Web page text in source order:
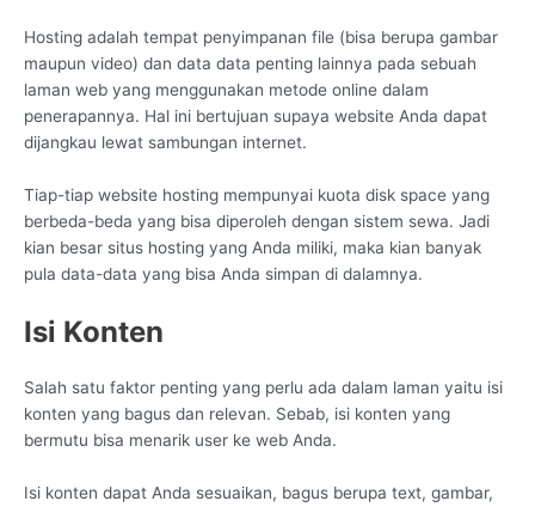
Hosting adalah tempat penyimpanan file (bisa berupa gambar
maupun video) dan data data penting lainnya pada sebuah
laman web yang menggunakan metode online dalam
penerapannya. Hal ini bertujuan supaya website Anda dapat
dijangkau lewat sambungan internet.
Tiap-tiap website hosting mempunyai kuota disk space yang
berbeda-beda yang bisa diperoleh dengan sistem sewa. Jadi
kian besar situs hosting yang Anda miliki, maka kian banyak
pula data-data yang bisa Anda simpan di dalamnya.
Isi Konten
Salah satu faktor penting yang perlu ada dalam laman yaitu isi
konten yang bagus dan relevan. Sebab, isi konten yang
bermutu bisa menarik user ke web Anda.
Isi konten dapat Anda sesuaikan, bagus berupa text, gambar,